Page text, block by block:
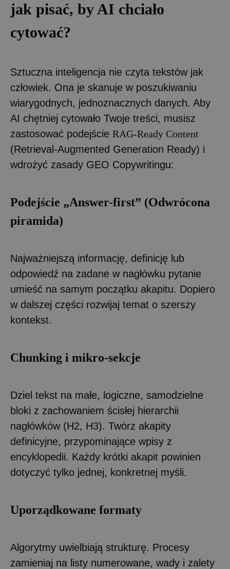
jak pisać, by AI chciało
cytować?
Sztuczna inteligencja nie czyta tekstów jak
człowiek. Ona je skanuje w poszukiwaniu
wiarygodnych, jednoznacznych danych. Aby
AI chętniej cytowało Twoje treści, musisz
zastosować podejście RAG-Ready Content
(Retrieval-Augmented Generation Ready) i
wdrożyć zasady GEO Copywritingu:
Podejście „Answer-first” (Odwrócona
piramida)
Najważniejszą informację, definicję lub
odpowiedź na zadane w nagłówku pytanie
umieść na samym początku akapitu. Dopiero
w dalszej części rozwijaj temat o szerszy
kontekst.
Chunking i mikro-sekcje
Dziel tekst na małe, logiczne, samodzielne
bloki z zachowaniem ścisłej hierarchii
nagłówków (H2, H3). Twórz akapity
definicyjne, przypominające wpisy z
encyklopedii. Każdy krótki akapit powinien
dotyczyć tylko jednej, konkretnej myśli.
Uporządkowane formaty
Algorytmy uwielbiają strukturę. Procesy
zamieniaj na listy numerowane, wady i zalety